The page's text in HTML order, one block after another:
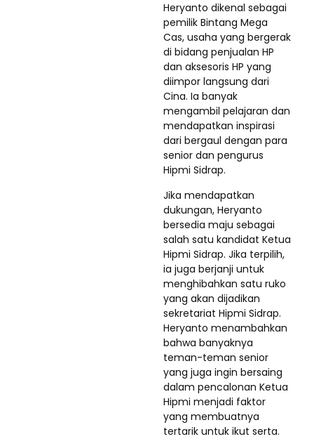
Heryanto dikenal sebagai
pemilik Bintang Mega
Cas, usaha yang bergerak
di bidang penjualan HP
dan aksesoris HP yang
diimpor langsung dari
Cina. Ia banyak
mengambil pelajaran dan
mendapatkan inspirasi
dari bergaul dengan para
senior dan pengurus
Hipmi Sidrap.
Jika mendapatkan
dukungan, Heryanto
bersedia maju sebagai
salah satu kandidat Ketua
Hipmi Sidrap. Jika terpilih,
ia juga berjanji untuk
menghibahkan satu ruko
yang akan dijadikan
sekretariat Hipmi Sidrap.
Heryanto menambahkan
bahwa banyaknya
teman-teman senior
yang juga ingin bersaing
dalam pencalonan Ketua
Hipmi menjadi faktor
yang membuatnya
tertarik untuk ikut serta.